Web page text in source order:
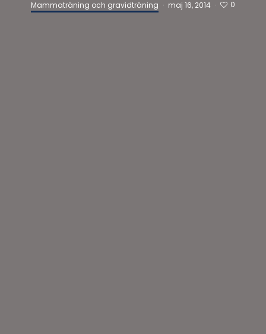
Mammaträning och gravidträning · maj 16, 2014 · 0